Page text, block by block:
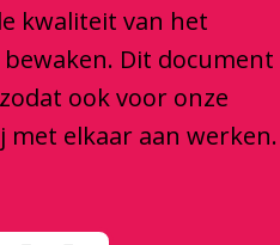
kwaliteit van het
Dit document
ook voor onze
elkaar aan werken.